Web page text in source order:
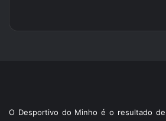
O Desportivo do Minho é o resultado